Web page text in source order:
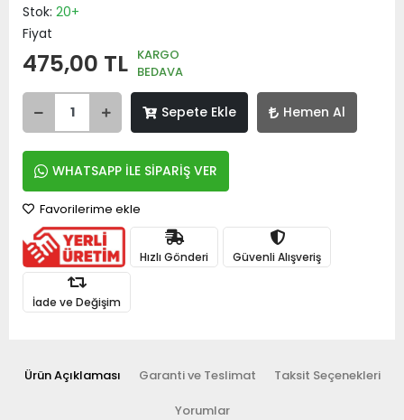
Stok: 20+
Fiyat
475,00 TL KARGO
BEDAVA
Sepete Ekle Hemen Al
WHATSAPP İLE SİPARİŞ VER
Favorilerime ekle
Hızlı Gönderi Güvenli Alışveriş
İade ve Değişim
Ürün Açıklaması Garanti ve Teslimat Taksit Seçenekleri
Yorumlar